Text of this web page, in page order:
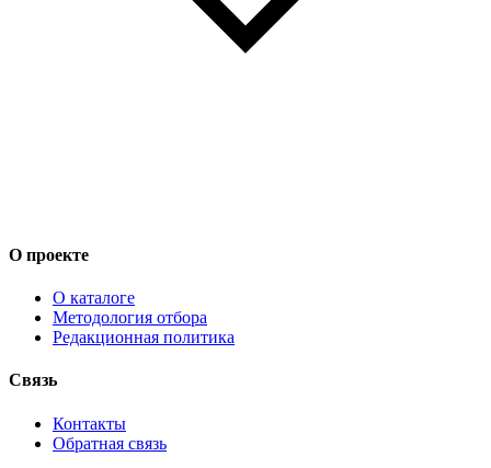
О проекте
О каталоге
Методология отбора
Редакционная политика
Связь
Контакты
Обратная связь